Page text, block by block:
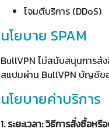
โจมตีบริการ (DDoS)
นโยบาย SPAM
BullVPN ไม่สนับสนุนการส่
สแปมผ่าน BullVPN บัญชีขอ
นโยบายค่าบริการ
1. ระยะเวลา: วิธีการสั่งซื้อห